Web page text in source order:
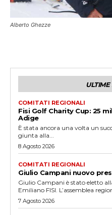
Alberto Ghezze
ULTIME
COMITATI REGIONALI
Fisi Golf Charity Cup: 25
Adige
È stata ancora una volta un
giunta alla...
8 Agosto 2026
COMITATI REGIONALI
Giulio Campani nuovo
Giulio Campani è stato eletto
Emiliano FISI. L’assemblea
7 Agosto 2026